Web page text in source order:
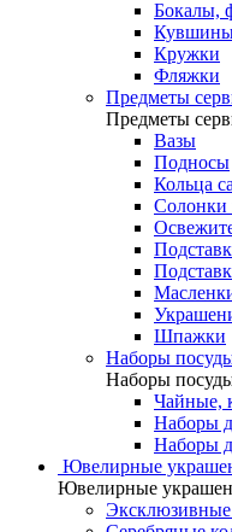
Бокалы,
Кружки
Фляжки
Предметы
Предметы
Вазы
Подносы
Кольца
Солонки
Шпажки
Наборы
Наборы
Чайные,
Наборы
Наборы
Ювелирные
Ювелирные